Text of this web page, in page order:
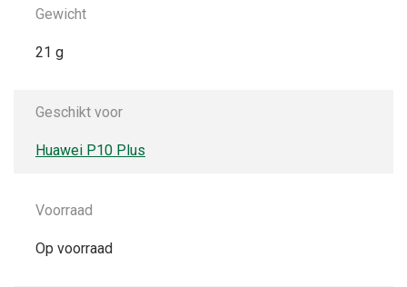
Gewicht
21 g
Geschikt voor
Huawei P10 Plus
Voorraad
Op voorraad